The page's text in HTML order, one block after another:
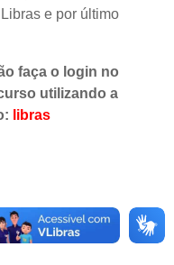
e por último
faça o login no
utilizando a
libras